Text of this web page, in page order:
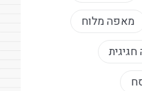
מאפה מלוח